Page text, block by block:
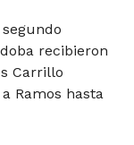
recibieron
Carrillo
Ramos hasta